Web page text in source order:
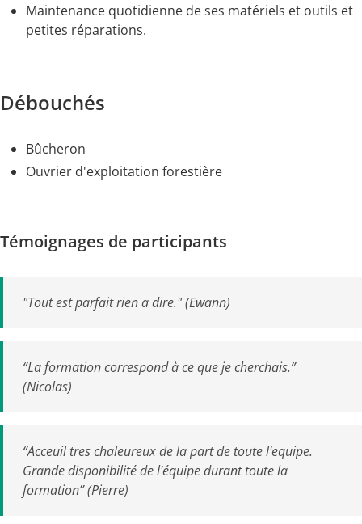
Maintenance quotidienne de ses matériels et outils et
petites réparations.
Débouchés
Bûcheron
Ouvrier d'exploitation forestière
Témoignages de participants
"Tout est parfait rien a dire." (Ewann)
“La formation correspond à ce que je cherchais.”
(Nicolas)
“Acceuil tres chaleureux de la part de toute l'equipe.
Grande disponibilité de l'équipe durant toute la
formation” (Pierre)